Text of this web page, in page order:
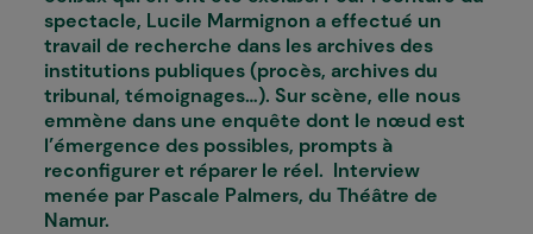
spectacle, Lucile Marmignon a effectué un
travail de recherche dans les archives des
institutions publiques (procès, archives du
tribunal, témoignages…). Sur scène, elle nous
emmène dans une enquête dont le nœud est
l’émergence des possibles, prompts à
reconfigurer et réparer le réel. Interview
menée par Pascale Palmers, du Théâtre de
Namur.